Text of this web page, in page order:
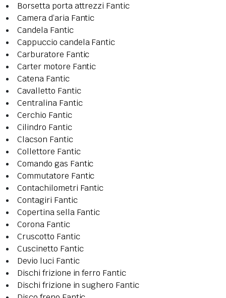
Borsetta porta attrezzi Fantic
Camera d’aria Fantic
Candela Fantic
Cappuccio candela Fantic
Carburatore Fantic
Carter motore Fantic
Catena Fantic
Cavalletto Fantic
Centralina Fantic
Cerchio Fantic
Cilindro Fantic
Clacson Fantic
Collettore Fantic
Comando gas Fantic
Commutatore Fantic
Contachilometri Fantic
Contagiri Fantic
Copertina sella Fantic
Corona Fantic
Cruscotto Fantic
Cuscinetto Fantic
Devio luci Fantic
Dischi frizione in ferro Fantic
Dischi frizione in sughero Fantic